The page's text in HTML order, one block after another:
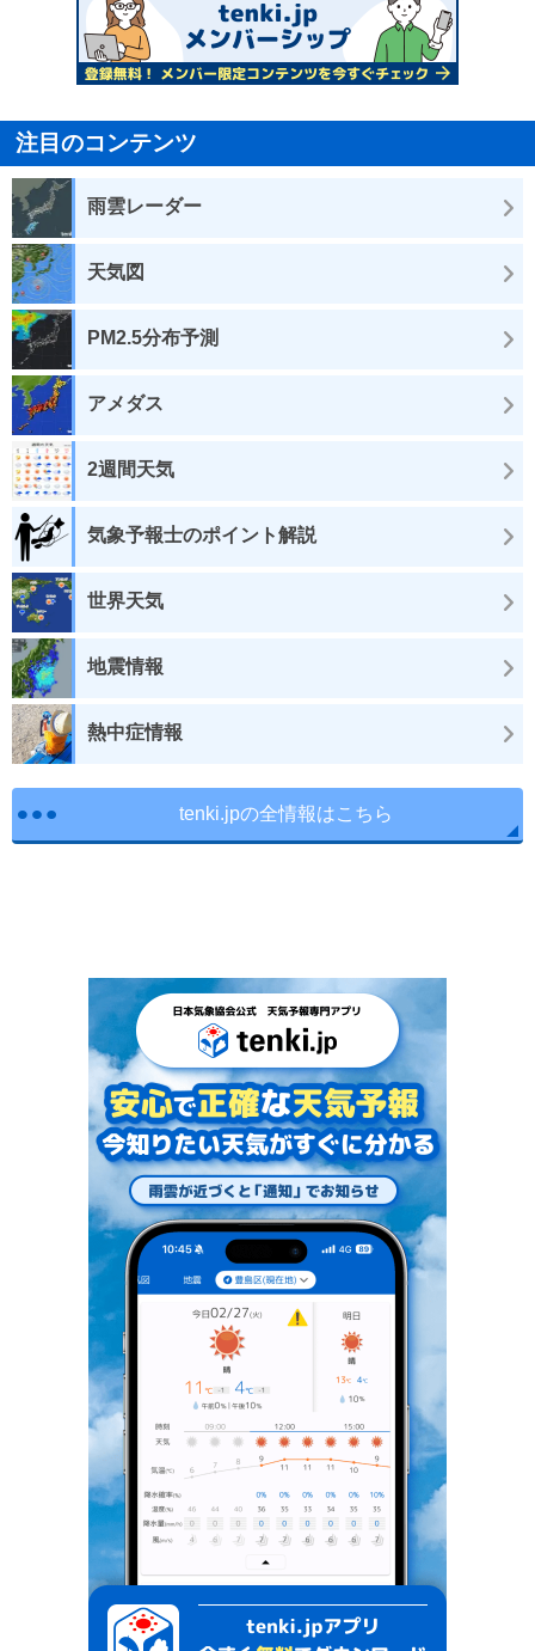
注目のコンテンツ
雨雲レーダー
天気図
PM2.5分布予測
アメダス
2週間天気
気象予報士のポイント解説
世界天気
地震情報
熱中症情報
tenki.jpの全情報はこちら